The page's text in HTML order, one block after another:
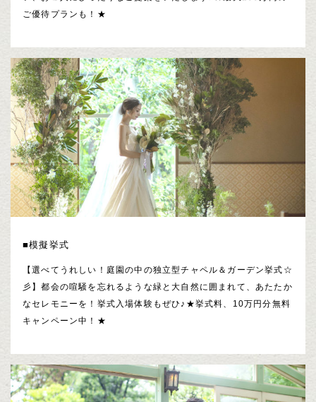
ご優待プランも！★
■模擬挙式
【選べてうれしい！庭園の中の独立型チャペル＆ガーデン挙式☆
彡】都会の喧騒を忘れるような緑と大自然に囲まれて、あたたか
なセレモニーを！挙式入場体験もぜひ♪★挙式料、10万円分無料
キャンペーン中！★